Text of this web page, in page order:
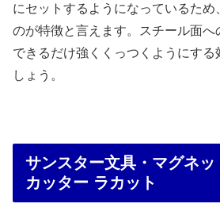
にセットするようになっているた
のが特徴と言えます。スチール面へ
できるだけ強くくっつくようにす
しょう。
サンスター文具・マグネ
カッター ラカット